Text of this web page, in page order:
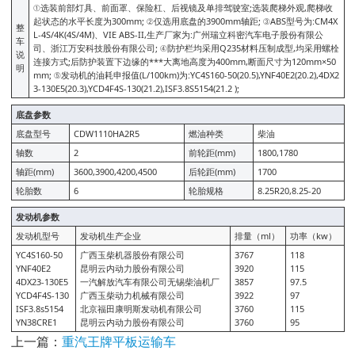
整
车
说
明
①选装前部灯具、前面罩、保险杠、后视镜及单排驾驶室;选装爬梯外观,爬梯收
起状态的水平长度为300mm; ②仅选用底盘的3900mm轴距; ③ABS型号为:CM4X
L-4S/4K(4S/4M)、VIE ABS-II,生产厂家为:广州瑞立科密汽车电子股份有限公
司、浙江万安科技股份有限公司; ④防护栏均采用Q235材料压制成型,均采用螺栓
连接方式;后防护装置下边缘的***大离地高度为400mm,断面尺寸为120mm×50
mm; ⑤发动机的油耗申报值(L/100km)为:YC4S160-50(20.5),YNF40E2(20.2),4DX2
3-130E5(20.3),YCD4F4S-130(21.2),ISF3.8S5154(21.2 );
底盘参数
底盘型号
CDW1110HA2R5 燃油种类
柴油
轴数
2 前轮距(mm)
1800,1780
轴距(mm)
3600,3900,4200,4500 后轮距(mm)
1700
轮胎数
6 轮胎规格 8.25R20,8.25-20
发动机参数
发动机型号
发动机生产企业 排量（ml）
功率（kw）
YC4S160-50
YNF40E2
4DX23-130E5
YCD4F4S-130
ISF3.8s5154
YN38CRE1
广西玉柴机器股份有限公司
昆明云内动力股份有限公司
一汽解放汽车有限公司无锡柴油机厂
广西玉柴动力机械有限公司
北京福田康明斯发动机有限公司
昆明云内动力股份有限公司
3767
3920
3857
3922
3760
3760
118
115
97.5
97
115
95
上一篇： 重汽王牌平板运输车